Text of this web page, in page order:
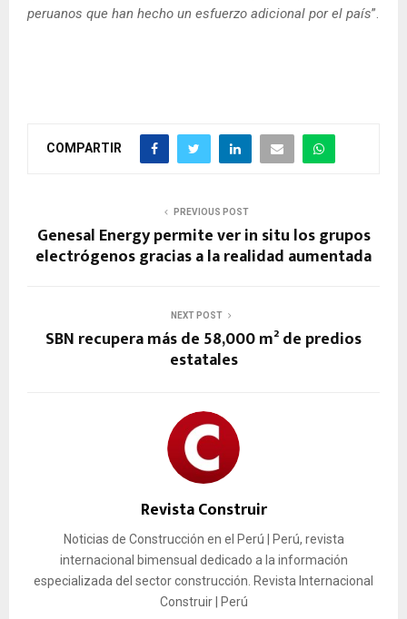
peruanos que han hecho un esfuerzo adicional por el país”.
COMPARTIR
PREVIOUS POST
Genesal Energy permite ver in situ los grupos
electrógenos gracias a la realidad aumentada
NEXT POST
SBN recupera más de 58,000 m² de predios
estatales
Revista Construir
Noticias de Construcción en el Perú | Perú, revista
internacional bimensual dedicado a la información
especializada del sector construcción. Revista Internacional
Construir | Perú